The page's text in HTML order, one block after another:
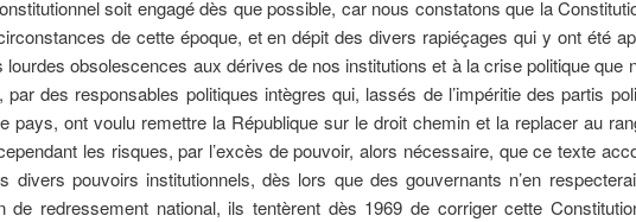
soit engagé dès que possible, car nous constatons que la
de cette époque, et en dépit des divers rapiéçages qui y ont été
obsolescences aux dérives de nos institutions et à la crise politique que
des responsables politiques intègres qui, lassés de l’impéritie des partis
pays, ont voulu remettre la République sur le droit chemin et la replacer au
les risques, par l’excès de pouvoir, alors nécessaire, que ce texte
pouvoirs institutionnels, dès lors que des gouvernants n’en
de redressement national, ils tentèrent dès 1969 de corriger cette